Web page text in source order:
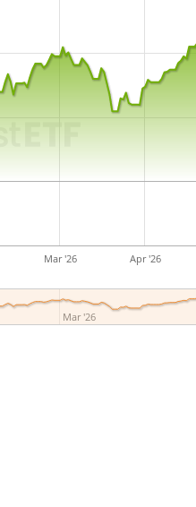
Mar '26 Apr '26
Mar '26